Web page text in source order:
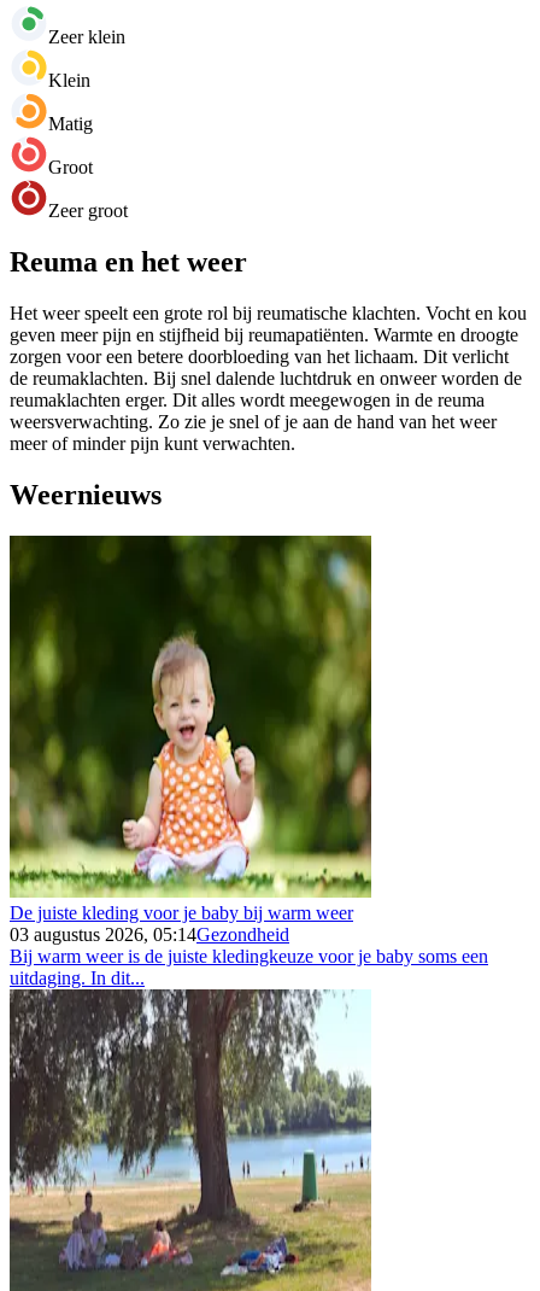
Zeer klein
Klein
Matig
Groot
Zeer groot
Reuma en het weer
Het weer speelt een grote rol bij reumatische klachten. Vocht en kou
geven meer pijn en stijfheid bij reumapatiënten. Warmte en droogte
zorgen voor een betere doorbloeding van het lichaam. Dit verlicht
de reumaklachten. Bij snel dalende luchtdruk en onweer worden de
reumaklachten erger. Dit alles wordt meegewogen in de reuma
weersverwachting. Zo zie je snel of je aan de hand van het weer
meer of minder pijn kunt verwachten.
Weernieuws
De juiste kleding voor je baby bij warm weer
03 augustus 2026, 05:14Gezondheid
Bij warm weer is de juiste kledingkeuze voor je baby soms een
uitdaging. In dit...